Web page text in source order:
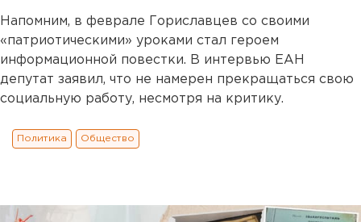
Напомним, в феврале Гориславцев со своими
«патриотическими» уроками стал героем
информационной повестки. В интервью ЕАН
депутат заявил, что не намерен прекращаться свою
социальную работу, несмотря на критику.
Политика Общество